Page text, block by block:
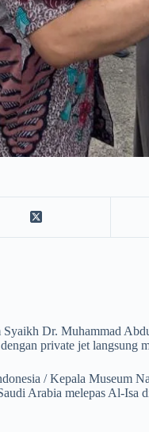
Dr. Muhammad
private jet langsung
/ Kepala Museum
Arabia melepas Al-Isa